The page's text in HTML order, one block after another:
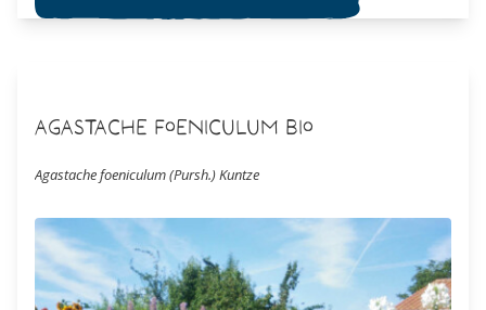
Agastache foeniculum Bio
Agastache foeniculum (Pursh.) Kuntze